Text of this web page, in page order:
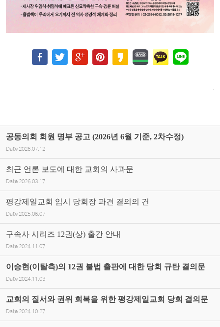
공동의회 회원 명부 공고 (2026년 6월 기준, 2차수정)
Date 2026.07.12
최근 언론 보도에 대한 교회의 사과문
Date 2026.03.17
평강제일교회 임시 당회장 파견 결의의 건
Date 2025.06.07
구속사 시리즈 12권(상) 출간 안내
Date 2024.11.07
이승현(이탈측)의 12권 불법 출판에 대한 당회 규탄 결의문
Date 2024.11.03
교회의 질서와 권위 회복을 위한 평강제일교회 당회 결의문
Date 2024.10.27